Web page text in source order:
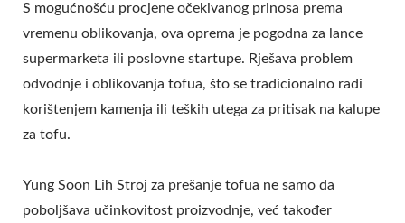
S mogućnošću procjene očekivanog prinosa prema
vremenu oblikovanja, ova oprema je pogodna za lance
supermarketa ili poslovne startupe. Rješava problem
odvodnje i oblikovanja tofua, što se tradicionalno radi
korištenjem kamenja ili teških utega za pritisak na kalupe
za tofu.
Yung Soon Lih Stroj za prešanje tofua ne samo da
poboljšava učinkovitost proizvodnje, već također